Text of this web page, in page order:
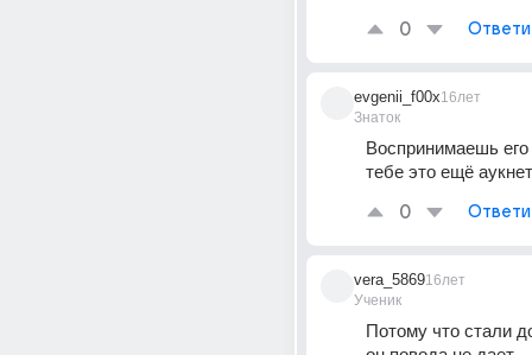
0
evgenii_f00x
Знаток
16лет
Воспринимаешь
тебе это ещё
0
vera_5869
Ученик
16лет
Потому что стали